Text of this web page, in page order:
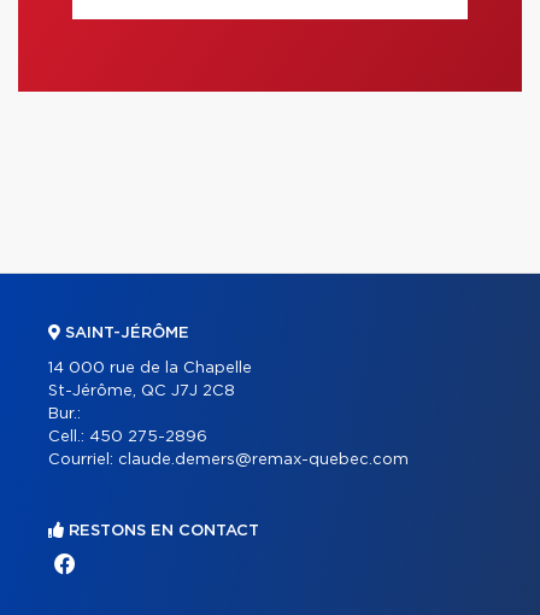
SAINT-JÉRÔME
14 000 rue de la Chapelle
St-Jérôme, QC J7J 2C8
Bur.:
Cell.: 450 275-2896
Courriel: claude.demers@remax-quebec.com
RESTONS EN CONTACT